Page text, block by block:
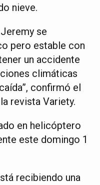
nieve.
se
pero estable con
un accidente
climáticas
confirmó el
revista Variety.
en helicóptero
este domingo 1
recibiendo una